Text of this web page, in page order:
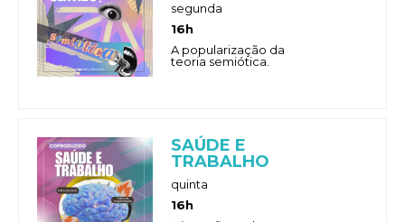
segunda
16h
A popularização da
teoria semiótica.
SAÚDE E
TRABALHO
quinta
16h